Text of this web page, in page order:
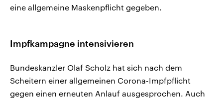
eine allgemeine Maskenpflicht gegeben.
Impfkampagne intensivieren
Bundeskanzler Olaf Scholz hat sich nach dem
Scheitern einer allgemeinen Corona-Impfpflicht
gegen einen erneuten Anlauf ausgesprochen. Auch